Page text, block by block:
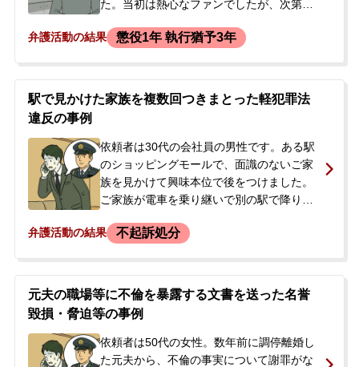
た。当初は熱心なファンでしたが、次第に
務所からイベントへの出入りを禁止され、
を通じて約1か月半の間に463回ものメッセ
ージを送信。その中には卑わいな内容も含
ートを知りたいという動機から、女性が住
む都内のマンションに2度にわたり侵入しま
した。後日、邸宅侵入の容疑で自宅に捜査
員が訪れ、家宅捜索の末に逮捕されまし
親が来所され、即日、弁護活動のご依頼を
弁護活動の結果 懲役1年 執行猶予3年
駅で見かけた家族を複数回つきまとった軽犯罪法
違反の事例
依頼者は30代の会社員の男性です。ある駅
のショッピングモールで、面識のないご家
族を見かけて興味本位で後をつけました。
ご家族が電車を乗り継いで別の駅で降りた
きまといを続けました。ご家族が依頼者の
所を訪れるなどしていましたが、事件から
約3か月後、警察官が突然自宅を訪問しまし
た。警察官から軽犯罪法違反（つきまと
い）の疑いを告げられ、後日出頭するよう
指示されたことで、依頼者は今後の刑事処
弁護活動の結果 不起訴処分
元夫の職場等に不倫を暴露する文書を送った名誉
毀損・脅迫等の事例
依頼者は50代の女性。数年前に調停離婚し
た元夫から、不倫の事実について謝罪がな